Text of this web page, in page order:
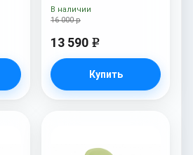
16 000 р
13 590 e
Купить
В наличии